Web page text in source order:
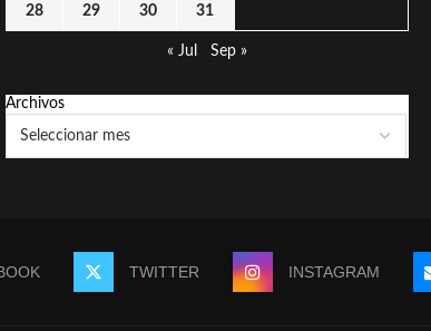
28 29 30 31
« Jul Sep »
Archivos
TWITTER INSTAGRAM